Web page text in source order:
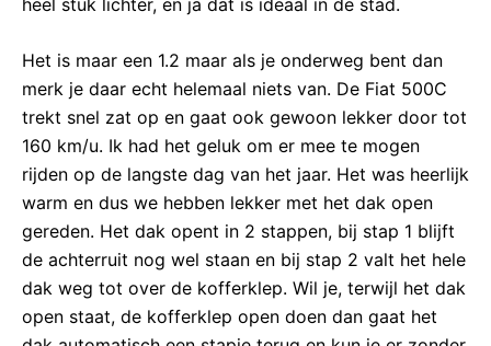
Het is maar een 1.2 maar als je onderweg bent dan
merk je daar echt helemaal niets van. De Fiat 500C
trekt snel zat op en gaat ook gewoon lekker door tot
160 km/u. Ik had het geluk om er mee te mogen
rijden op de langste dag van het jaar. Het was heerlijk
warm en dus we hebben lekker met het dak open
gereden. Het dak opent in 2 stappen, bij stap 1 blijft
de achterruit nog wel staan en bij stap 2 valt het hele
dak weg tot over de kofferklep. Wil je, terwijl het dak
open staat, de kofferklep open doen dan gaat het